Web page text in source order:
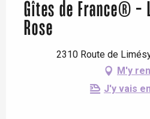
Gîtes de France® -
Rose
2310 Route de
M'y
J'y vais